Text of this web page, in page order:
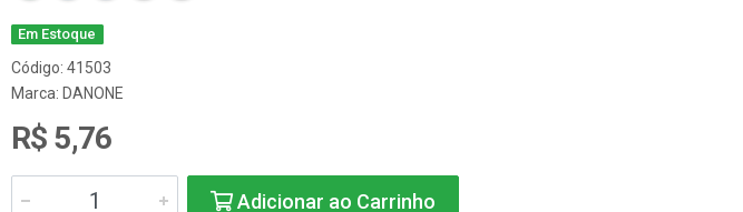
Em Estoque
Código: 41503
Marca: DANONE
R$ 5,76
Adicionar ao Carrinho